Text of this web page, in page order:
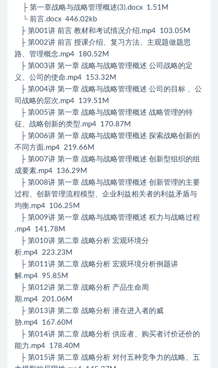
├ 第一章战略与战略管理概述(3).docx 1.51M
└ 前言.docx 446.02kb
├ 第001讲 前言 教材和考试情况介绍.mp4 103.05M
├ 第002讲 前言 授课介绍、复习方法、主观题做题思
路、管理概念.mp4 180.52M
├ 第003讲 第一章 战略与战略管理概述 公司战略的定
义、公司的使命.mp4 153.32M
├ 第004讲 第一章 战略与战略管理概述 公司的目标 、公
司战略的层次.mp4 139.51M
├ 第005讲 第一章 战略与战略管理概述 战略管理的特
征、战略创新的类型.mp4 170.87M
├ 第006讲 第一章 战略与战略管理概述 探索战略创新的
不同方面.mp4 219.66M
├ 第007讲 第一章 战略与战略管理概述 创新型组织的组
成要素.mp4 136.29M
├ 第008讲 第一章 战略与战略管理概述 创新管理的主要
过程、创新管理流程模型、企业利益相关者的利益矛盾与
均衡.mp4 106.25M
├ 第009讲 第一章 战略与战略管理概述 权力与战略过程
.mp4 141.78M
├ 第010讲 第二章 战略分析 宏观环境分
析.mp4 223.23M
├ 第011讲 第二章 战略分析 宏观环境分析例题讲
解.mp4 95.85M
├ 第012讲 第二章 战略分析 产品生命周
期.mp4 201.06M
├ 第013讲 第二章 战略分析 潜在进入者的威
胁.mp4 167.60M
├ 第014讲 第二章 战略分析 供应者、购买者讨价还价的
能力.mp4 178.40M
├ 第015讲 第二章 战略分析 对付五种竞争力的战略、五